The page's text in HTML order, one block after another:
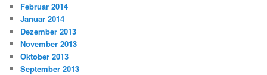
Februar 2014
Januar 2014
Dezember 2013
November 2013
Oktober 2013
September 2013